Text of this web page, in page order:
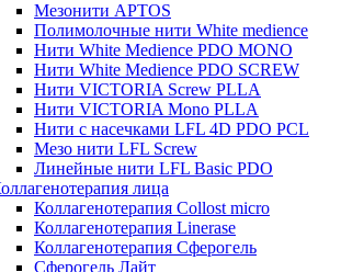
Мезонити APTOS
Полимолочные нити White medience
Нити White Medience PDO MONO
Нити White Medience PDO SCREW
Нити VICTORIA Screw PLLA
Нити VICTORIA Mono PLLA
Нити с насечками LFL 4D PDO PCL
Мезо нити LFL Screw
Линейные нити LFL Basic PDO
лица
Коллагенотерапия Collost micro
Коллагенотерапия Linerase
Коллагенотерапия Сферогель
Сферогель Лайт